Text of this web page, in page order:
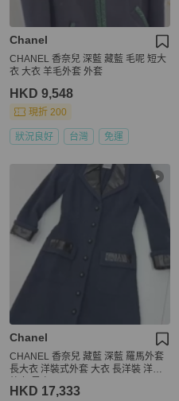
Chanel
CHANEL 香奈兒 深藍 藏藍 毛呢 短大
衣 大衣 羊毛外套 外套
HKD 9,548
現折 200
狀況良好 台灣 免運
Chanel
CHANEL 香奈兒 藏藍 深藍 羅馬外套
長大衣 洋裝式外套 大衣 長洋裝 洋裝
HKD 17,333